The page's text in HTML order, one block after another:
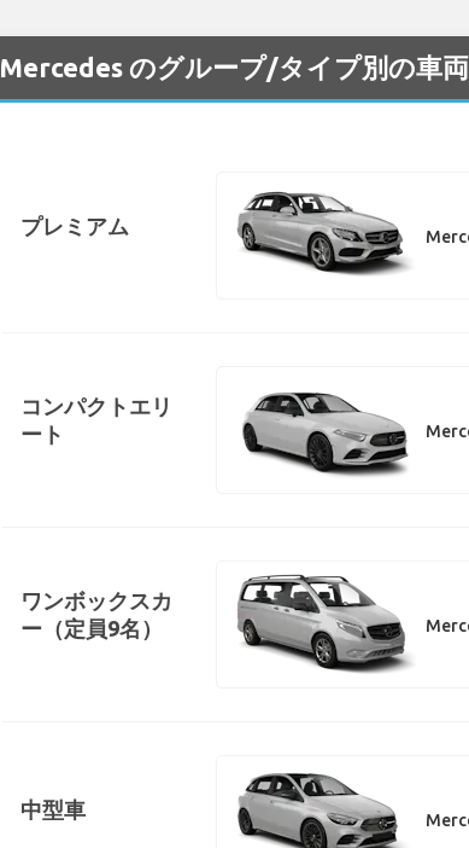
Mercedes のグループ/タイプ別の車
プレミアム
コンパクトエリ
ート
ワンボックスカ
ー（定員9名）
中型車